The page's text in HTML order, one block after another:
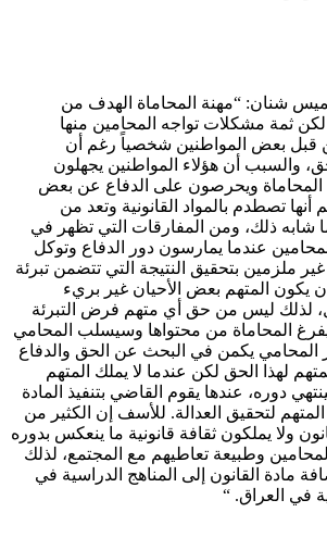
شنان: “مهنة المحاماة الهدف من
لكن ثمة مشكلات تواجه المحامين منها
قبل بعض المواطنين شخصياً رغم أن
والسبب أن هؤلاء المواطنين يجهلون
المحاماة ويحرصون على الدفاع عن بعض
تصطدم بالمواد القانونية وتعد من
شابه ذلك، ومن المفارقات التي تظهر في
عندما يمارسون دور الدفاع وتوكل
ملزمين بتحقيق النتيجة التي تتضمن تبرئة
يكون المتهم بعض الأحيان غير بريء
لذلك ليس من حق أي متهم فرض التبرئة
المحاماة من محتواها وسيسلب المحامي
المحامي يكمن في البحث عن الحق والدفاع
لهذا الحق لكن عندما لا يملك المتهم
دوره، عندها يقوم القاضي بتنفيذ المادة
المتهم لتحقيق العدالة. للأسف إن الكثير من
ولا يملكون ثقافة قانونية ما ينعكس بدوره
وطبيعة تعاطيهم مع المجتمع، لذلك
مادة القانون إلى المناهج الدراسية في
في العراق. “